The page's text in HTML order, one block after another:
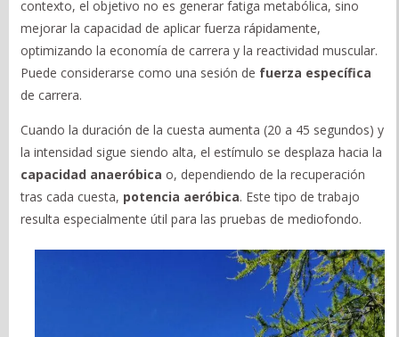
contexto, el objetivo no es generar fatiga metabólica, sino
mejorar la capacidad de aplicar fuerza rápidamente,
optimizando la economía de carrera y la reactividad muscular.
Puede considerarse como una sesión de fuerza específica
de carrera.
Cuando la duración de la cuesta aumenta (20 a 45 segundos) y
la intensidad sigue siendo alta, el estímulo se desplaza hacia la
capacidad anaeróbica o, dependiendo de la recuperación
tras cada cuesta, potencia aeróbica. Este tipo de trabajo
resulta especialmente útil para las pruebas de mediofondo.